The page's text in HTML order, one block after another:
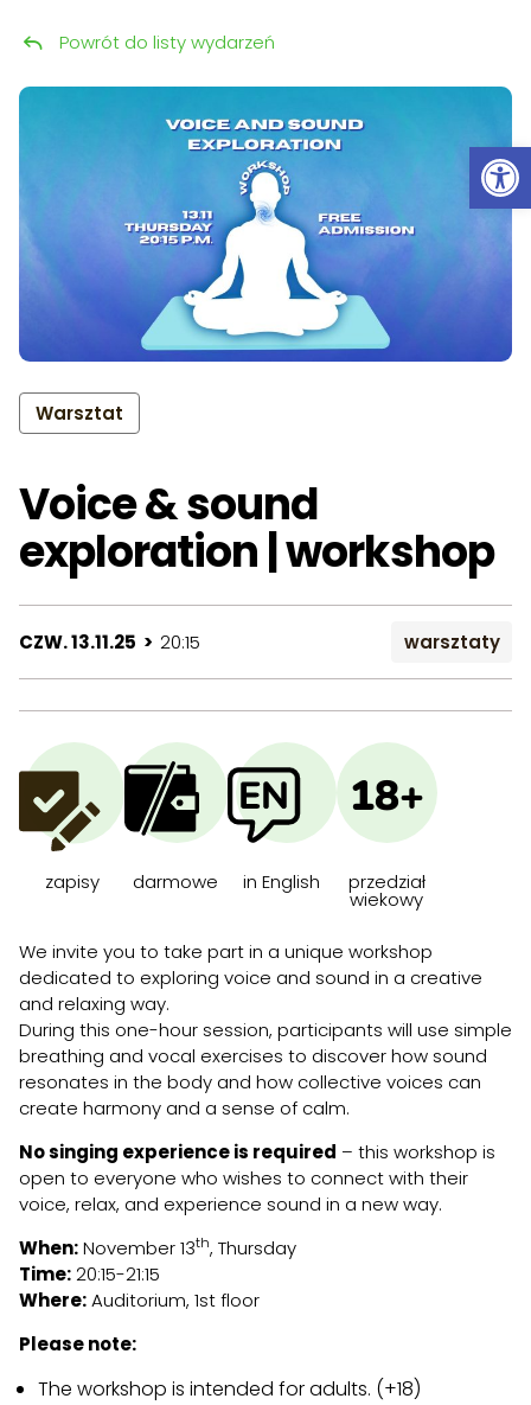
Przeskocz do treści
Warsztat
Voice & sound
exploration | workshop
CZW. 13.11.25 > 20:15 warsztaty
zapisy darmowe in English
18+
przedział
wiekowy
Powrót do listy wydarzeń
We invite you to take part in a unique workshop
dedicated to exploring voice and sound in a creative
and relaxing way.
During this one-hour session, participants will use simple
breathing and vocal exercises to discover how sound
resonates in the body and how collective voices can
create harmony and a sense of calm.
No singing experience is required – this workshop is
open to everyone who wishes to connect with their
voice, relax, and experience sound in a new way.
When:November 13th, Thursday
Time:20:15-21:15
Where:Auditorium, 1st floor
Please note:
The workshop is intended for adults. (+18)